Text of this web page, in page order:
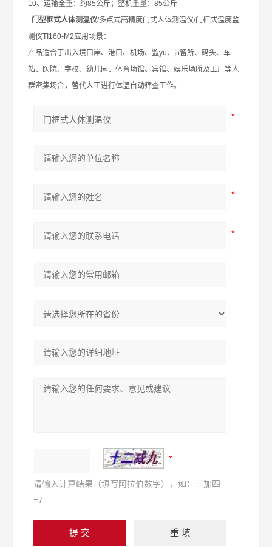
10、运输全重：约85公斤；整机重量：85公斤
门型框式人体测温仪/多点式高精度门式人体测温仪/门框式温度监
测仪TI160-M2应用场景：
产品适合于出入境口岸、港口、机场、监yu、ju留所、码头、车
站、医院、学校、幼儿园、体育场馆、宾馆、娱乐场所及工厂等人
群密集场合，替代人工进行体温自动筛查工作。
请输入计算结果（填写阿拉伯数字），如：三加四
=7